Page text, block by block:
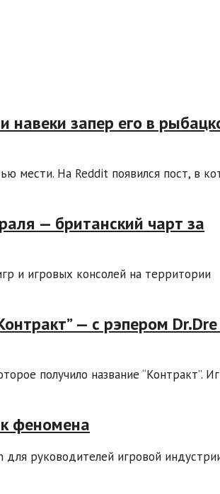
навеки запер его в
мести. На Reddit появился пост, в
— британский чарт за
и игровых консолей на территории
— с рэпером
получило название “Контракт”.
феномена
руководителей игровой